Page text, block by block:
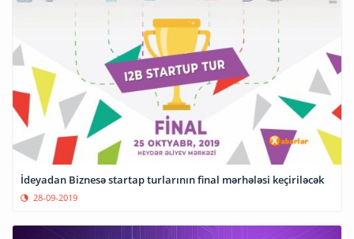
İdeyadan Biznesə startap turlarının final mərhələsi keçiriləcək
28-09-2019